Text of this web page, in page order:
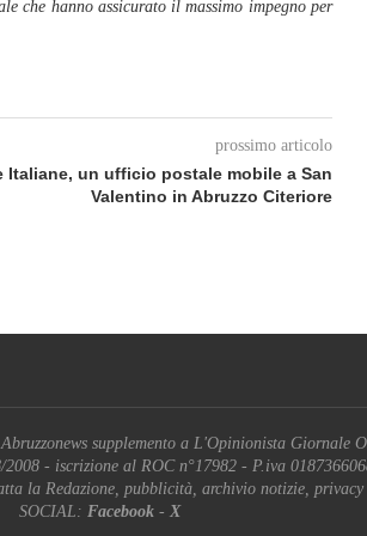
che hanno assicurato il massimo impegno per
prossimo articolo
Italiane, un ufficio postale mobile a San
Valentino in Abruzzo Citeriore
supplemento a L'Opinionista Giornale
- iscrizione al ROC n°17982 - P.iva
la Redazione, pubblicità, archivio notizie, privacy
SOCIAL: Facebook- X